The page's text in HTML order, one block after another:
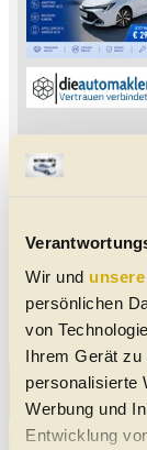
Wir und
persönlichen
von
Ihrem Gerät zu
personalisierte
Werbung und
Entwicklung
Alle